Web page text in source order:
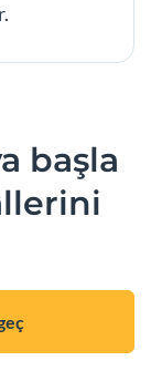
başla